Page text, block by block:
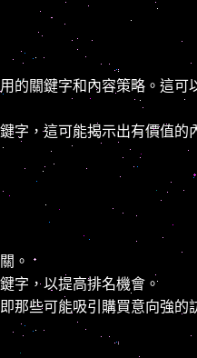
的關鍵字和內容策略。這可
字，這可能揭示出有價值的
。
字，以提高排名機會。
那些可能吸引購買意向強的